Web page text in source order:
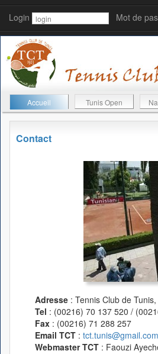
Login Mot de
Accueil Tunis Open
Contact
Adresse : Tennis Club de
Tel : (00216) 70 137 520 /
Fax : (00216) 71 288 257
Email TCT : tct.tunis@gmail.com
Webmaster TCT : Faouzi